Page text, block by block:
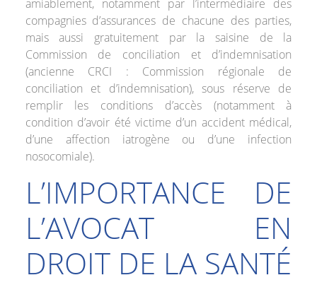
amiablement, notamment par l’intermédiaire des
compagnies d’assurances de chacune des parties,
mais aussi gratuitement par la saisine de la
Commission de conciliation et d’indemnisation
(ancienne CRCI : Commission régionale de
conciliation et d’indemnisation), sous réserve de
remplir les conditions d’accès (notamment à
condition d’avoir été victime d’un accident médical,
d’une affection iatrogène ou d’une infection
nosocomiale).
L’IMPORTANCE DE
L’AVOCAT EN
DROIT DE LA SANTÉ